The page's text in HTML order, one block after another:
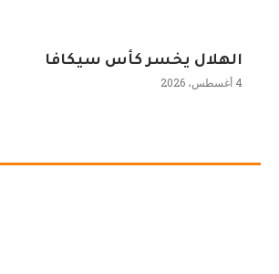
الهلال يخسر كأس سيكافا
4 أغسطس، 2026